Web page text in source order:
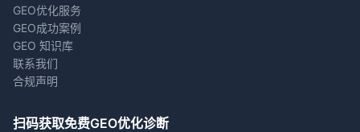
GEO优化服务
GEO成功案例
GEO 知识库
联系我们
合规声明
扫码获取免费GEO优化诊断